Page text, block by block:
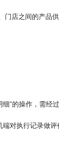
门店之间的产品
”的操作，需经
端对执行记录做评